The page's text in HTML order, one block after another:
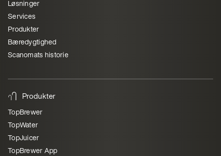
Løsninger
Services
Produkter
Bæredygtighed
Scanomats historie
Produkter
TopBrewer
TopWater
TopJuicer
TopBrewer App